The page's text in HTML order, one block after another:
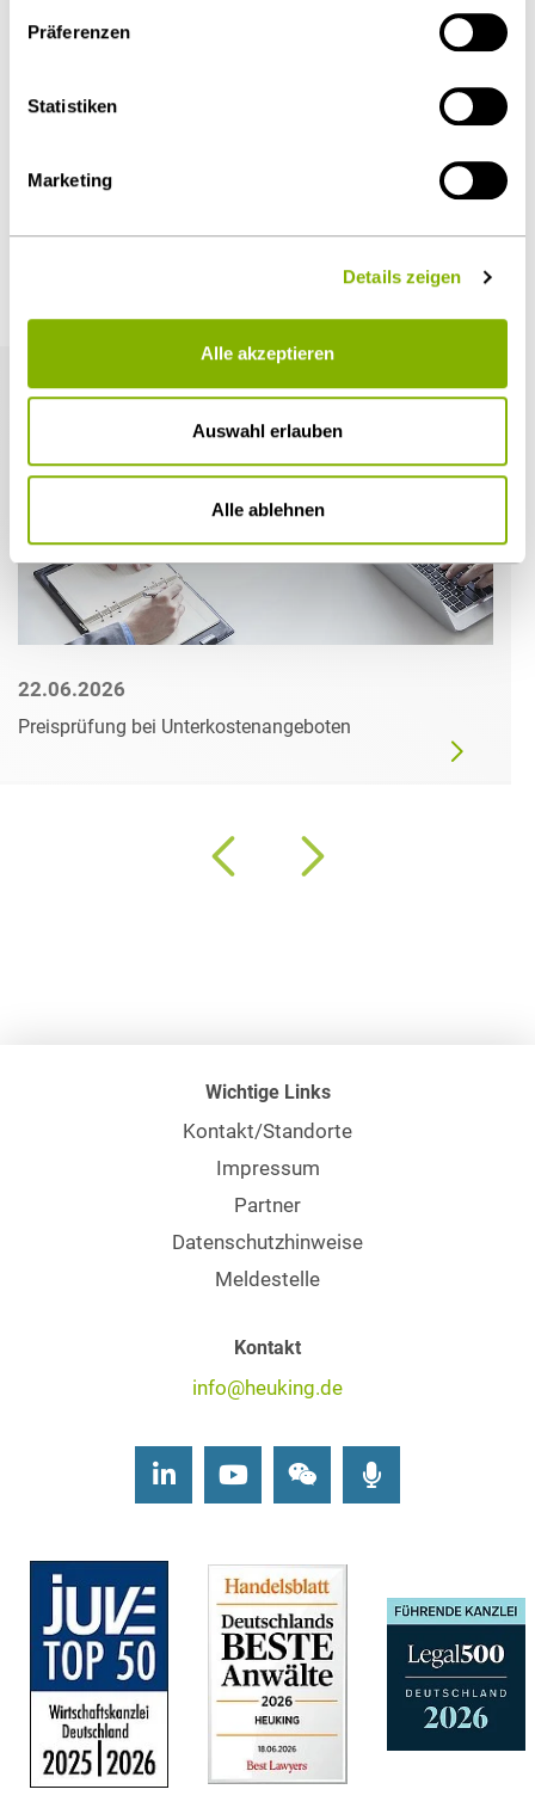
auszuschließen ist. Sie können Ihre Einwilligung jederzeit
über dieCookie-Einstellungen
widerrufen oder ändern.
Präferenzen
Statistiken
Marketing
Details zeigen
Alle akzeptieren
Auswahl erlauben
Alle ablehnen
Diesen Artikel teilen
Öffentlicher Sektor und Vergabe
22.06.2026
Preisprüfung bei Unterkostenangeboten
Wichtige Links
Kontakt/Standorte
Impressum
Partner
Datenschutzhinweise
Meldestelle
Kontakt
info@heuking.de
LinkedInYoutubeWechat